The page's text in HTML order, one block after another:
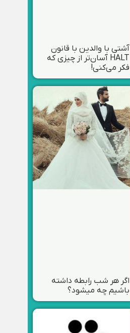
آشتی با والدین با قانون
HALT آسان‌تر از چیزی که
فکر می‌کنی!
اگر هر شب رابطه داشته
باشیم چه میشود؟